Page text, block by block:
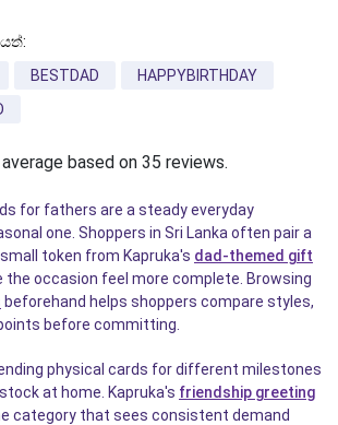
BESTDAD
HAPPYBIRTHDAY
average based on 35 reviews.
for fathers are a steady everyday
one. Shoppers in Sri Lanka often pair a
token from Kapruka's dad-themed gift
the occasion feel more complete. Browsing
beforehand helps shoppers compare styles,
before committing.
physical cards for different milestones
at home. Kapruka's friendship greeting
category that sees consistent demand